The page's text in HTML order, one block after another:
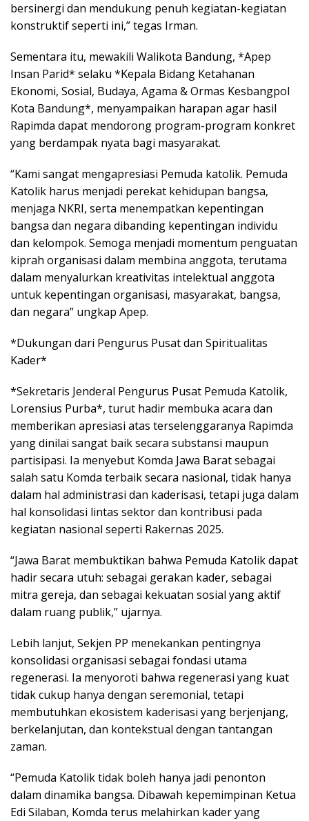
bersinergi dan mendukung penuh kegiatan-kegiatan
konstruktif seperti ini,” tegas Irman.
Sementara itu, mewakili Walikota Bandung, *Apep
Insan Parid* selaku *Kepala Bidang Ketahanan
Ekonomi, Sosial, Budaya, Agama & Ormas Kesbangpol
Kota Bandung*, menyampaikan harapan agar hasil
Rapimda dapat mendorong program-program konkret
yang berdampak nyata bagi masyarakat.
“Kami sangat mengapresiasi Pemuda katolik. Pemuda
Katolik harus menjadi perekat kehidupan bangsa,
menjaga NKRI, serta menempatkan kepentingan
bangsa dan negara dibanding kepentingan individu
dan kelompok. Semoga menjadi momentum penguatan
kiprah organisasi dalam membina anggota, terutama
dalam menyalurkan kreativitas intelektual anggota
untuk kepentingan organisasi, masyarakat, bangsa,
dan negara” ungkap Apep.
*Dukungan dari Pengurus Pusat dan Spiritualitas
Kader*
*Sekretaris Jenderal Pengurus Pusat Pemuda Katolik,
Lorensius Purba*, turut hadir membuka acara dan
memberikan apresiasi atas terselenggaranya Rapimda
yang dinilai sangat baik secara substansi maupun
partisipasi. Ia menyebut Komda Jawa Barat sebagai
salah satu Komda terbaik secara nasional, tidak hanya
dalam hal administrasi dan kaderisasi, tetapi juga dalam
hal konsolidasi lintas sektor dan kontribusi pada
kegiatan nasional seperti Rakernas 2025.
“Jawa Barat membuktikan bahwa Pemuda Katolik dapat
hadir secara utuh: sebagai gerakan kader, sebagai
mitra gereja, dan sebagai kekuatan sosial yang aktif
dalam ruang publik,” ujarnya.
Lebih lanjut, Sekjen PP menekankan pentingnya
konsolidasi organisasi sebagai fondasi utama
regenerasi. Ia menyoroti bahwa regenerasi yang kuat
tidak cukup hanya dengan seremonial, tetapi
membutuhkan ekosistem kaderisasi yang berjenjang,
berkelanjutan, dan kontekstual dengan tantangan
zaman.
“Pemuda Katolik tidak boleh hanya jadi penonton
dalam dinamika bangsa. Dibawah kepemimpinan Ketua
Edi Silaban, Komda terus melahirkan kader yang